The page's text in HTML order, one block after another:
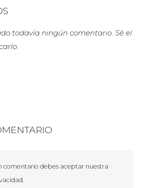
todavía ningún comentario. Sé el
comentario debes aceptar nuestra